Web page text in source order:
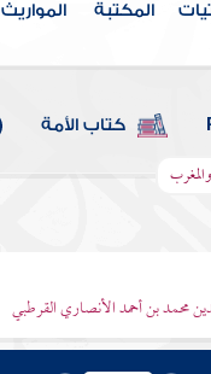
المكتبة المواريث
كتاب الأمة
محمد بن أحمد الأنصاري القرطبي